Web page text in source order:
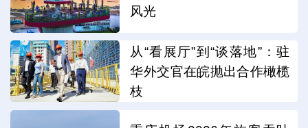
风光
从“看展厅”到“谈落地”：驻
华外交官在皖抛出合作橄榄
枝